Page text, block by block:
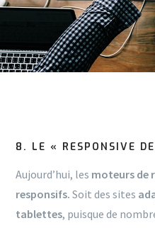
8. LE « RESPONSIVE
Aujourd’hui, les moteurs de
responsifs. Soit des sites
tablettes, puisque de